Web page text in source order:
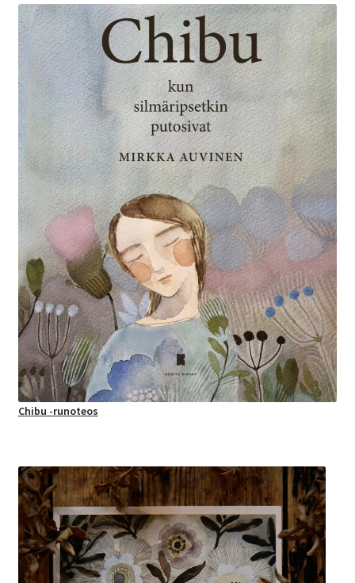
Chibu -runoteos